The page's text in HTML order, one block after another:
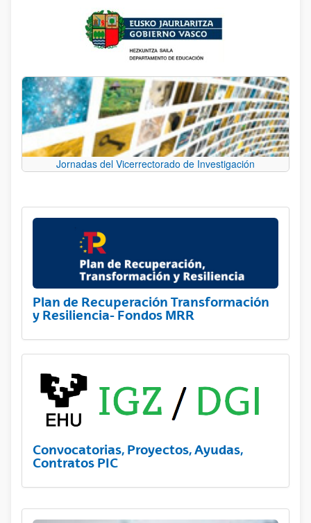
Jornadas del Vicerrectorado de Investigación
Plan de Recuperación Transformación
y Resiliencia- Fondos MRR
Convocatorias, Proyectos, Ayudas,
Contratos PIC